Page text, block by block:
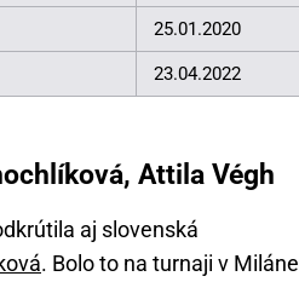
25.01.2020
23.04.2022
Attila Végh
aj slovenská
. Bolo to na turnaji v Miláne